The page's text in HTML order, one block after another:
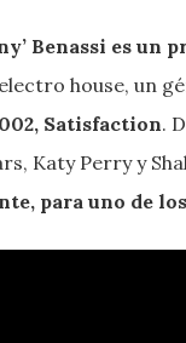
Benassi es
house, un
Satisfaction.
Katy Perry y
para uno de